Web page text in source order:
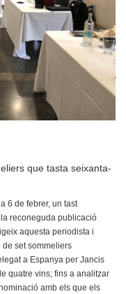
que tasta seixanta-
6 de febrer, un tast
reconeguda publicació
aquesta periodista i
set sommeliers
a Espanya per Jancis
quatre vins; fins a analitzar
amb els que els